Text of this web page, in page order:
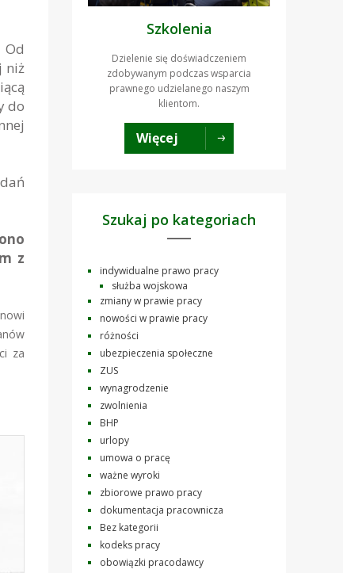
niż
do
z
za
Szkolenia
Dzielenie się doświadczeniem
zdobywanym podczas wsparcia
prawnego udzielanego naszym
klientom.
Więcej
Szukaj po kategoriach
indywidualne prawo pracy
służba wojskowa
zmiany w prawie pracy
nowości w prawie pracy
różności
ubezpieczenia społeczne
ZUS
wynagrodzenie
zwolnienia
BHP
urlopy
umowa o pracę
ważne wyroki
zbiorowe prawo pracy
dokumentacja pracownicza
Bez kategorii
kodeks pracy
obowiązki pracodawcy